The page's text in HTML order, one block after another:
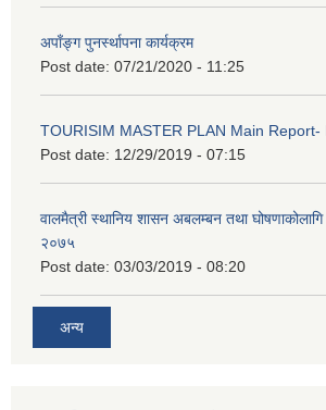
अपाँङ्ग पुनर्स्थापना कार्यक्रम
Post date: 07/21/2020 - 11:25
TOURISIM MASTER PLAN Main Report-
Post date: 12/29/2019 - 07:15
वालमैत्री स्थानिय शासन अबलम्बन तथा घोषणाकोलागि
२०७५
Post date: 03/03/2019 - 08:20
अन्य